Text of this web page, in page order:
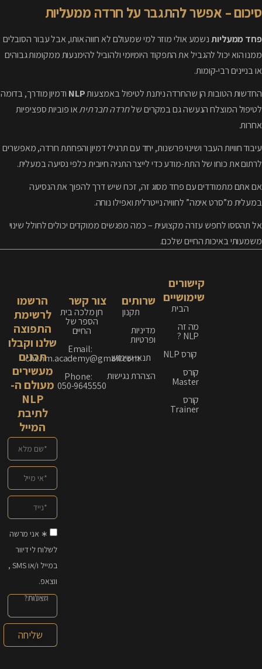
סיכום – אפשר להתגבר על חרדה ממעליות
פחד ממעליותנשמע אולי מוזר למי שמעולם לא חווה אותו, אבל עבור הסובלים
ממנו הוא יכול להגביל את התפקוד היומיומי ולהוביל להימנעות ממקומות גבוהים
או בניינים רבי-קומות.
החדשות הטובות הן שהחרדה ניתנת לטיפול באמצעותNLP ודמיון מודרך, בדומה
לטיפול המוצלח הנעשה גם במקרים שלחרדה חברתיתאו פוביות ספציפיות
אחרות.
עיבוד חוויות העבר ושינוי פרשנות, יחד עם תרגילי דמיון והפחתת חרדה, מאפשרים
לרתום את כוחו של התת-מודע כדי לייצר התניה חיובית כלפי נסיעה במעלית.
אם אתם מתמודדים עם פחד מסוג זה, זכרו שיש דרך להפוך את הנסיעה
במעלית מ”סרט אימה” לחוויה נייטרלית ואפילו נוחה.
אל תהססו לחפש עזרה מקצועית – כמה מפגשים ממוקדים יכולים לחולל שינוי
משמעותי באיכות החיים שלכם.
קישורים
שימושיים
הבית
מה זה
NLP ?
קורס NLP
קורס
Master
קורס
Trainer
שרותים
תקנון
מדיניות
ופרטיות
תנאי שימוש
הצהרת נגישות
צור קשר
חן מלכה בית
הספר של
החיים
Email:
chenm.academy@gmail.com
Phone:
050-9645550
הרשמו
לרשימת
התפוצה
שלנו וקבלו
תכנים
מעשירים
מעולם ה-
NLP
לתיבת
המייל
∗ אני מרשה
לשלוח לי דיוור
במייל ו/או SMS ,
ווצאפ.
שליחה